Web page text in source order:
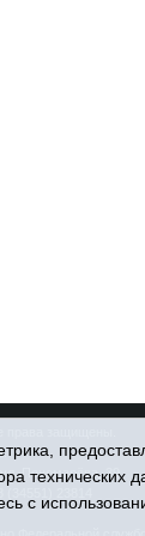
Пономарёва, 39.
технических
с